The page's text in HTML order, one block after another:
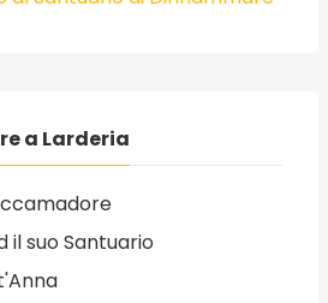
a Larderia
il suo Santuario